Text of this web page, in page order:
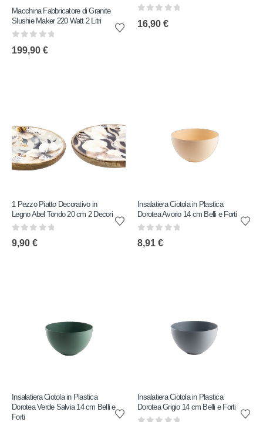
Macchina Fabbricatore di Granite
Slushie Maker 220 Watt 2 Litri
199,90 €
16,90 €
1 Pezzo Piatto Decorativo in
Legno Abel Tondo 20 cm 2 Decori
9,90 €
Insalatiera Ciotola in Plastica
Dorotea Avorio 14 cm Belli e Forti
8,91 €
Insalatiera Ciotola in Plastica
Dorotea Verde Salvia 14 cm Belli e
Forti
Insalatiera Ciotola in Plastica
Dorotea Grigio 14 cm Belli e Forti